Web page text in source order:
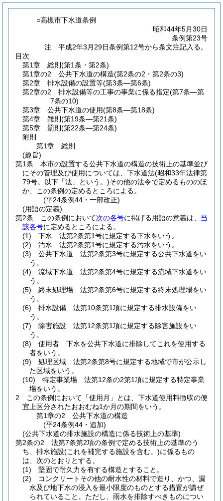
○高槻市下水道条例
昭和44年5月30日
条例第23号
注 平成2年3月29日条例第12号から条文注記入る。
目次
第1章
総則 (第1条・第2条)
第1章の2
公共下水道の構造(第2条の2・第2条の3)
第2章
排水設備の設置等(第3条―第6条)
第2章の2
排水設備等の工事の事業に係る指定(第7条―第
7条の10)
第3章
公共下水道の使用(第8条―第18条)
第4章
雑則 (第19条―第21条)
第5章
罰則 (第22条―第24条)
附則
第1章
総則
(趣旨)
第1条
本市の設置する公共下水道の構造の技術上の基準並び
にその管理及び使用については、下水道法(昭和33年法律第
79号。以下「法」という。)その他の法令で定めるもののほ
か、この条例の定めるところによる。
(平24条例44・一部改正)
(用語の定義)
第2条
この条例において次の各号に掲げる用語の意義は、 当
該各号に定めるところによる。
(1)
下水 法第2条第1号に規定する下水をいう。
(2)
汚水 法第2条第1号に規定する汚水をいう。
(3)
公共下水道 法第2条第3号に規定する公共下水道をい
う。
(4)
流域下水道 法第2条第4号に規定する流域下水道をい
う。
(5)
終末処理場 法第2条第6号に規定する終末処理場をい
う。
(6)
排水設備 法第10条第1項に規定する排水設備をい
う。
(7)
除害施設 法第12条第1項に規定する除害施設をい
う。
(8)
使用者 下水を公共下水道に排除してこれを使用する
者をいう。
(9)
処理区域 法第2条第8号に規定する地域で市が公示し
た区域をいう。
(10)
特定事業場 法第12条の2第1項に規定する特定事業
場をいう。
2
この条例において「使用月」とは、下水道使用料徴収の便
宜上区分されたおおむね1か月の期間をいう。
第1章の2
公共下水道の構造
(平24条例44・追加)
(公共下水道の排水施設の構造に係る技術上の基準)
第2条の2
法第7条第2項の条例で定める技術上の基準のう
ち、排水施設(これを補完する施設を含む。)に係るもの
は、次のとおりとする。
(1)
堅固で耐久力を有する構造とすること。
(2)
コンクリートその他の耐水性の材料で造り、かつ、漏
水及び地下水の浸入を最小限度のものとする措置が講ぜ
られていること。 ただし、雨水を排除すべきものについ